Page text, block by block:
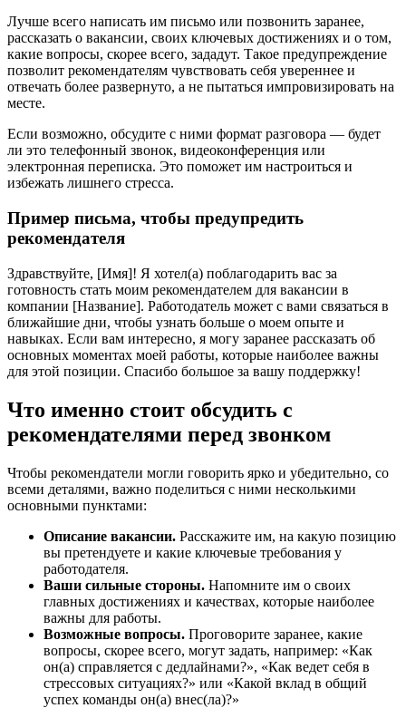
Лучше всего написать им письмо или позвонить заранее,
рассказать о вакансии, своих ключевых достижениях и о том,
какие вопросы, скорее всего, зададут. Такое предупреждение
позволит рекомендателям чувствовать себя увереннее и
отвечать более развернуто, а не пытаться импровизировать на
месте.
Если возможно, обсудите с ними формат разговора — будет
ли это телефонный звонок, видеоконференция или
электронная переписка. Это поможет им настроиться и
избежать лишнего стресса.
Пример письма, чтобы предупредить
рекомендателя
Здравствуйте, [Имя]! Я хотел(а) поблагодарить вас за
готовность стать моим рекомендателем для вакансии в
компании [Название]. Работодатель может с вами связаться в
ближайшие дни, чтобы узнать больше о моем опыте и
навыках. Если вам интересно, я могу заранее рассказать об
основных моментах моей работы, которые наиболее важны
для этой позиции. Спасибо большое за вашу поддержку!
Что именно стоит обсудить с
рекомендателями перед звонком
Чтобы рекомендатели могли говорить ярко и убедительно, со
всеми деталями, важно поделиться с ними несколькими
основными пунктами:
Описание вакансии. Расскажите им, на какую позицию
вы претендуете и какие ключевые требования у
работодателя.
Ваши сильные стороны. Напомните им о своих
главных достижениях и качествах, которые наиболее
важны для работы.
Возможные вопросы. Проговорите заранее, какие
вопросы, скорее всего, могут задать, например: «Как
он(а) справляется с дедлайнами?», «Как ведет себя в
стрессовых ситуациях?» или «Какой вклад в общий
успех команды он(а) внес(ла)?»